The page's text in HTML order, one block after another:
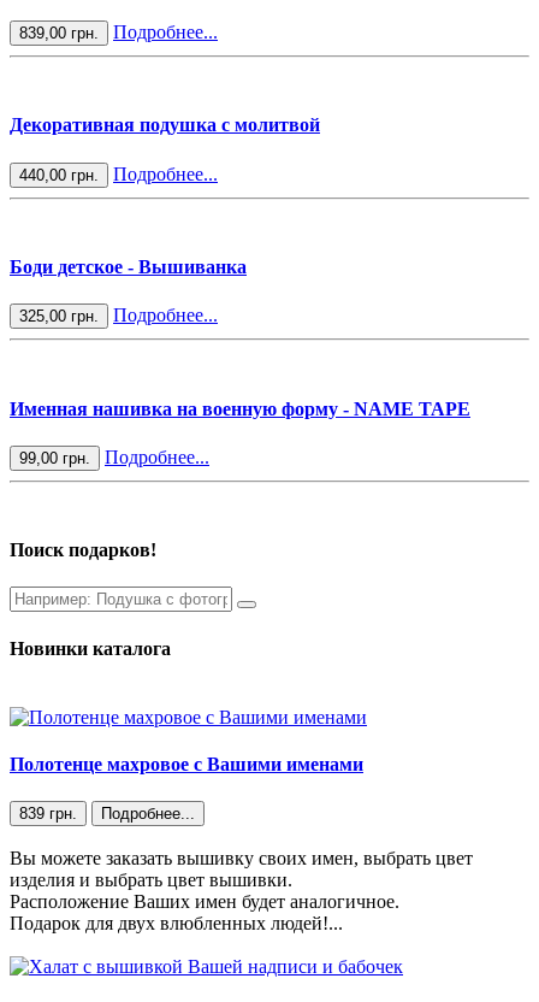
839,00 грн. Подробнее...
Декоративная подушка с молитвой
440,00 грн. Подробнее...
Боди детское - Вышиванка
325,00 грн. Подробнее...
Именная нашивка на военную форму - NAME TAPE
99,00 грн. Подробнее...
Поиск подарков!
Новинки каталога
Полотенце махровое с Вашими именами
839 грн. Подробнее...
Вы можете заказать вышивку своих имен, выбрать цвет
изделия и выбрать цвет вышивки.
Расположение Ваших имен будет аналогичное.
Подарок для двух влюбленных людей!...